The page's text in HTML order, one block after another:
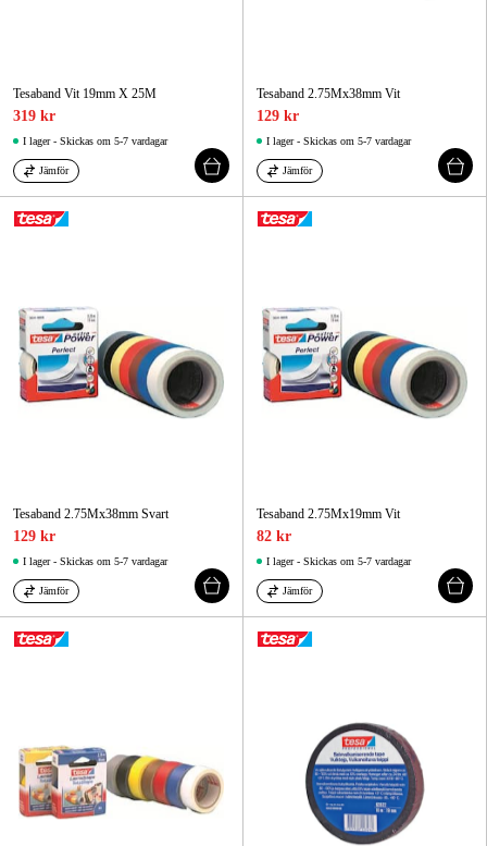
Tesaband Vit 19mm X 25M
319 kr
I lager - Skickas om 5-7 vardagar
Jämför
Tesaband 2.75Mx38mm Vit
129 kr
I lager - Skickas om 5-7 vardagar
Jämför
Tesaband 2.75Mx38mm Svart
129 kr
I lager - Skickas om 5-7 vardagar
Jämför
Tesaband 2.75Mx19mm Vit
82 kr
I lager - Skickas om 5-7 vardagar
Jämför